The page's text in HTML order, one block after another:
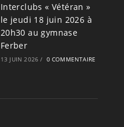
Interclubs « Vétéran »
le jeudi 18 juin 2026 à
20h30 au gymnase
Ferber
13 JUIN 2026 / 0 COMMENTAIRE